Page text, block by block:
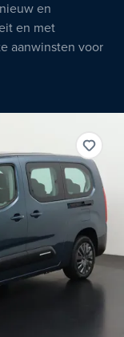
en
en met
aanwinsten voor